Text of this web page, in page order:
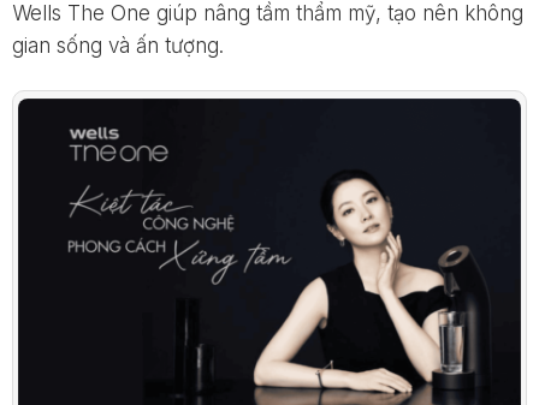
Wells The One giúp nâng tầm thẩm mỹ, tạo nên không
gian sống và ấn tượng.